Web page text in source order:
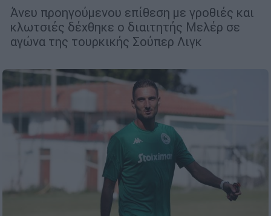
Άνευ προηγούμενου επίθεση με γροθιές και
κλωτσιές δέχθηκε ο διαιτητής Μελέρ σε
αγώνα της τουρκικής Σούπερ Λιγκ